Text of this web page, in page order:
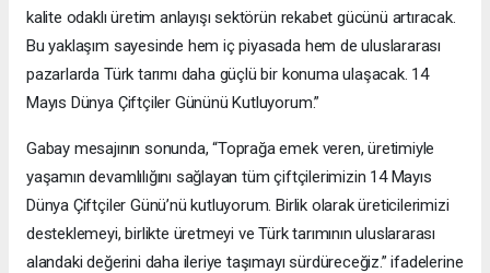
kalite odaklı üretim anlayışı sektörün rekabet gücünü artıracak.
Bu yaklaşım sayesinde hem iç piyasada hem de uluslararası
pazarlarda Türk tarımı daha güçlü bir konuma ulaşacak. 14
Mayıs Dünya Çiftçiler Gününü Kutluyorum.”
Gabay mesajının sonunda, “Toprağa emek veren, üretimiyle
yaşamın devamlılığını sağlayan tüm çiftçilerimizin 14 Mayıs
Dünya Çiftçiler Günü’nü kutluyorum. Birlik olarak üreticilerimizi
desteklemeyi, birlikte üretmeyi ve Türk tarımının uluslararası
alandaki değerini daha ileriye taşımayı sürdüreceğiz.” ifadelerine